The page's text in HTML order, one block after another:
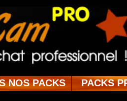
NOS PACKS PACKS